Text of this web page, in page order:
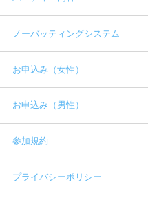
ノーバッティングシステム
お申込み（女性）
お申込み（男性）
参加規約
プライバシーポリシー